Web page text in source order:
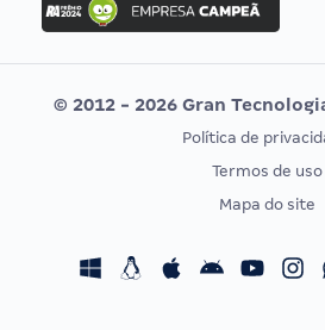
Concurso MPU
Editais publicados
CONCURSOS POR PROFISSÃO
Concursos Fiscais
© 2012 - 2026 Gran
Política de
Termos de uso
Mapa do site